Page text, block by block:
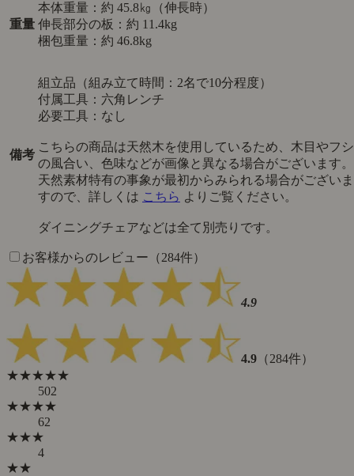
重量
本体重量：約 45.8㎏（伸長時）
伸長部分の板：約 11.4kg
梱包重量：約 46.8kg
備考
組立品（組み立て時間：2名で10分程度）
付属工具：六角レンチ
必要工具：なし
こちらの商品は天然木を使用しているため、木目やフシ
の風合い、色味などが画像と異なる場合がございます。
天然素材特有の事象が最初からみられる場合がございま
すので、詳しくは こちら よりご覧ください。
ダイニングチェアなどは全て別売りです。
お客様からのレビュー（284件）
4.9
4.9 （284件）
★★★★★
502
★★★★
62
★★★
4
★★